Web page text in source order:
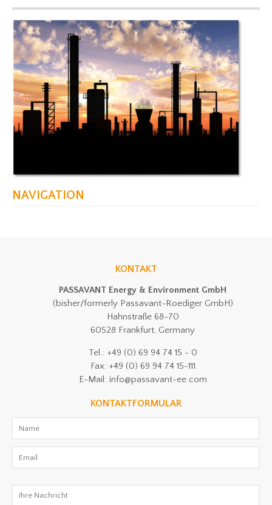
NAVIGATION
KONTAKT
PASSAVANT Energy & Environment GmbH
(bisher/formerly Passavant-Roediger GmbH)
Hahnstraße 68-70
60528 Frankfurt, Germany
Tel.: +49 (0) 69 94 74 15 - 0
Fax: +49 (0) 69 94 74 15-111
E-Mail: info@passavant-ee.com
KONTAKTFORMULAR